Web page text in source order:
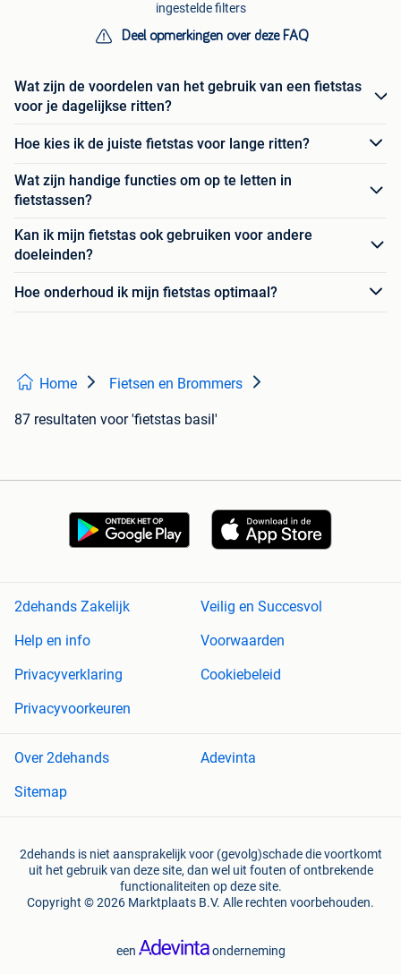
ingestelde filters
Deel opmerkingen over deze FAQ
Wat zijn de voordelen van het gebruik van een fietstas
voor je dagelijkse ritten?
Hoe kies ik de juiste fietstas voor lange ritten?
Wat zijn handige functies om op te letten in
fietstassen?
Kan ik mijn fietstas ook gebruiken voor andere
doeleinden?
Hoe onderhoud ik mijn fietstas optimaal?
Home Fietsen en Brommers
87 resultaten voor 'fietstas basil'
2dehands Zakelijk
Veilig en Succesvol
Help en info
Voorwaarden
Privacyverklaring
Cookiebeleid
Privacyvoorkeuren
Over 2dehands
Adevinta
Sitemap
2dehands is niet aansprakelijk voor (gevolg)schade die voortkomt
uit het gebruik van deze site, dan wel uit fouten of ontbrekende
functionaliteiten op deze site.
Copyright © 2026 Marktplaats B.V. Alle rechten voorbehouden.
een onderneming